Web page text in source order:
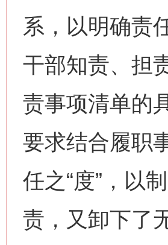
系，以明确责
干部知责、担
责事项清单的
要求结合履职
任之“度”，以
责，又卸下了